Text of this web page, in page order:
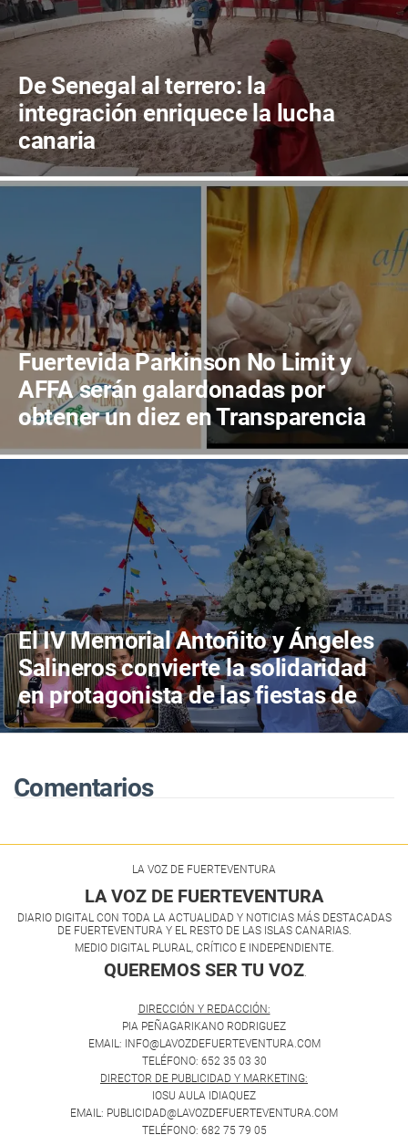
De Senegal al terrero: la
integración enriquece la lucha
canaria
Fuertevida Parkinson No Limit y
AFFA serán galardonadas por
obtener un diez en Transparencia
en Canarias
El IV Memorial Antoñito y Ángeles
Salineros convierte la solidaridad
en protagonista de las fiestas de
Las Salinas del Carmen
Comentarios
LA VOZ DE FUERTEVENTURA
LA VOZ DE FUERTEVENTURA
DIARIO DIGITAL CON TODA LA ACTUALIDAD Y NOTICIAS MÁS DESTACADAS
DE FUERTEVENTURA Y EL RESTO DE LAS ISLAS CANARIAS.
MEDIO DIGITAL PLURAL, CRÍTICO E INDEPENDIENTE.
QUEREMOS SER TU VOZ
DIRECCIÓN Y REDACCIÓN:
PIA PEÑAGARIKANO RODRIGUEZ
EMAIL: INFO@LAVOZDEFUERTEVENTURA.COM
TELÉFONO: 652 35 03 30
DIRECTOR DE PUBLICIDAD Y MARKETING:
IOSU AULA IDIAQUEZ
EMAIL: PUBLICIDAD@LAVOZDEFUERTEVENTURA.COM
TELÉFONO: 682 75 79 05